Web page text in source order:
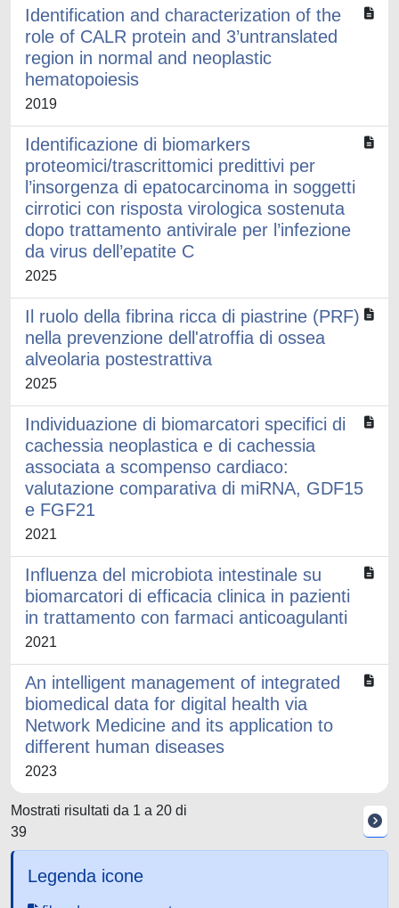
Identification and characterization of the
role of CALR protein and 3’untranslated
region in normal and neoplastic
hematopoiesis
2019
Identificazione di biomarkers
proteomici/trascrittomici predittivi per
l’insorgenza di epatocarcinoma in soggetti
cirrotici con risposta virologica sostenuta
dopo trattamento antivirale per l’infezione
da virus dell’epatite C
2025
Il ruolo della fibrina ricca di piastrine (PRF)
nella prevenzione dell'atroffia di ossea
alveolaria postestrattiva
2025
Individuazione di biomarcatori specifici di
cachessia neoplastica e di cachessia
associata a scompenso cardiaco:
valutazione comparativa di miRNA, GDF15
e FGF21
2021
Influenza del microbiota intestinale su
biomarcatori di efficacia clinica in pazienti
in trattamento con farmaci anticoagulanti
2021
An intelligent management of integrated
biomedical data for digital health via
Network Medicine and its application to
different human diseases
2023
Mostrati risultati da 1 a 20 di
39
Legenda icone